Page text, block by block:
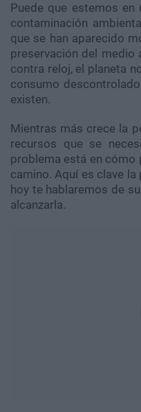
Puede que estemos
contaminación
que se han aparecido
preservación del medio
contra reloj, el planeta
consumo
existen.
Mientras más crece la
recursos que se
problema está en cómo
camino. Aquí es clave la
hoy te hablaremos de
alcanzarla.